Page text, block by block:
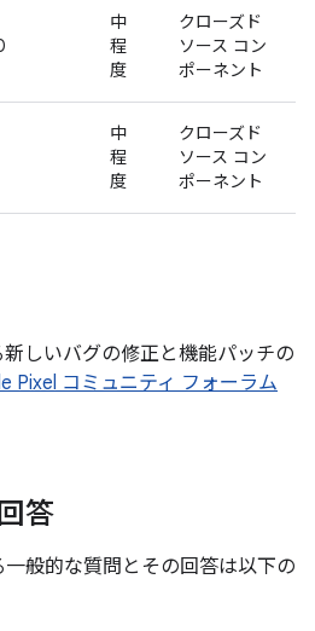
中
程
度
クローズド
ソース コン
ポーネント
中
程
度
クローズド
ソース コン
ポーネント
しいバグの修正と機能パッチの
Pixel コミュニティ フォーラム
答
般的な質問とその回答は以下の